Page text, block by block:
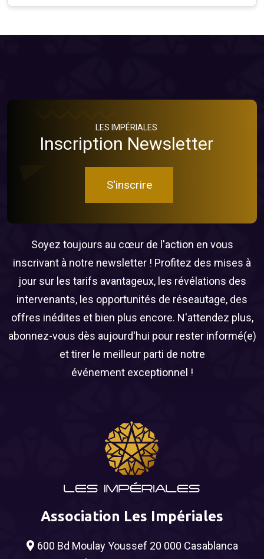
LES IMPÉRIALES
Inscription Newsletter
S'inscrire
Soyez toujours au cœur de l'action en vous
inscrivant à notre newsletter ! Profitez des mises à
jour sur les tarifs avantageux, les révélations des
intervenants, les opportunités de réseautage, des
offres inédites et bien plus encore. N'attendez plus,
abonnez-vous dès aujourd'hui pour rester informé(e)
et tirer le meilleur parti de notre
événement exceptionnel !
Association Les Impériales
600 Bd Moulay Youssef 20 000 Casablanca